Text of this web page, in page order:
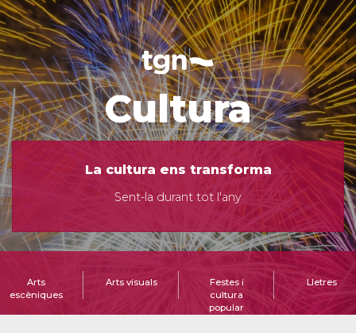
Cultura
La cultura ens transforma
Sent-la durant tot l'any
Arts
escèniques
Arts visuals
Festes i
cultura
popular
Lletres